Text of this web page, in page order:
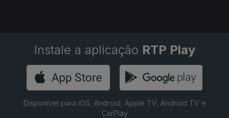
Instale a aplicação RTP Play
Disponível para iOS, Android, Apple TV, Android TV e
CarPlay